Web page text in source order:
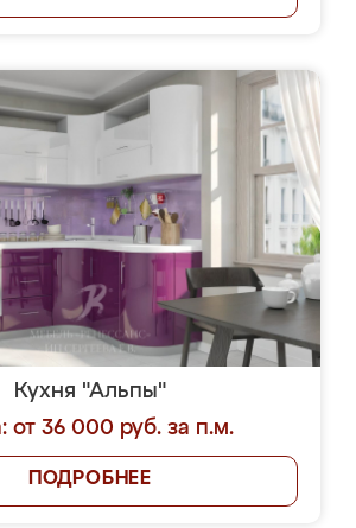
Кухня "Альпы"
от 36 000 руб. за п.м.
ПОДРОБНЕЕ